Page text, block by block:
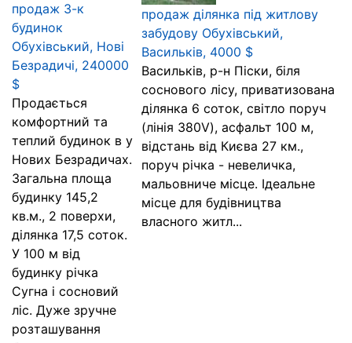
продаж 3-к
будинок
Обухівський, Нові
Безрадичі, 240000
$
Продається
комфортний та
теплий будинок в у
Нових Безрадичах.
Загальна площа
будинку 145,2
кв.м., 2 поверхи,
ділянка 17,5 соток.
У 100 м від
будинку річка
Сугна і сосновий
ліс. Дуже зручне
розташування
продаж ділянка під житлову
забудову Обухівський,
Васильків, 4000 $
Васильків, р-н Піски, біля
соснового лісу, приватизована
ділянка 6 соток, світло поруч
(лінія 380V), асфальт 100 м,
відстань від Києва 27 км.,
поруч річка - невеличка,
мальовниче місце. Ідеальне
місце для будівництва
власного житл...